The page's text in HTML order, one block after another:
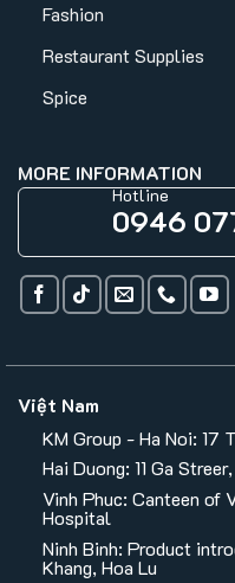
Fashion
Restaurant Supplies
Spice
MORE INFORMATION
Hotline
0946
Việt Nam
KM Group - Ha Noi: 17
Hai Duong: 11 Ga
Vinh Phuc: Canteen of
Hospital
Ninh Binh: Product
Khang, Hoa Lu